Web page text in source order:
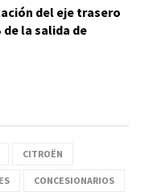
del eje trasero
de la salida de
CITROËN
CONCESIONARIOS